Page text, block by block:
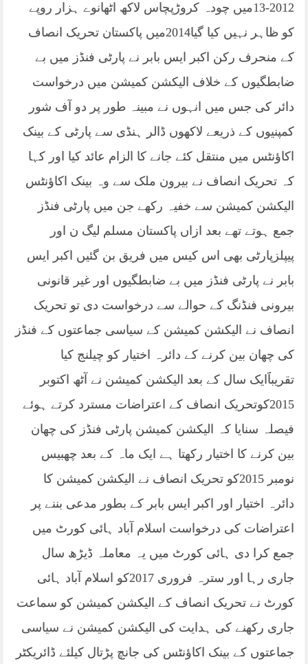
2012-13میں چودہ کروڑپچاس لاکھ اٹھانوے ہزار روپے
کو ظاہر نہیں کیا گیا2014میں پاکستان تحریک انصاف
کے منحرف رکن اکبر ایس بابر نے پارٹی فنڈز میں بے
ضابطگیوں کے خلاف الیکشن کمیشن میں درخواست
دائر کی جس میں انہوں نے مبینہ طور پر دو آف شور
کمپنیوں کے ذریعے لاکھوں ڈالر ہنڈی سے پارٹی کے بینک
اکاؤنٹس میں منتقل کئے جانے کا الزام عائد کیا اور کہا
کہ تحریک انصاف نے بیرون ملک سے وہ بینک اکاؤنٹس
الیکشن کمیشن سے خفیہ رکھے جن میں پارٹی فنڈز
جمع ہوتے تھے بعد ازاں پاکستان مسلم لیگ ن اور
پیپلزپارٹی بھی اس کیس میں فریق بن گئیں اکبر ایس
بابر نے پارٹی فنڈز میں بے ضابطگیوں اور غیر قانونی
بیرونی فنڈنگ کے حوالے سے درخواست دی تو تحریک
انصاف نے الیکشن کمیشن کے سیاسی جماعتوں کے فنڈز
کی چھان بین کرنے کے دائرہ اختیار کو چیلنج کیا
تقریباََایک سال کے بعد الیکشن کمیشن نے آٹھ اکتوبر
2015کوتحریک انصاف کے اعتراضات مسترد کرتے ہوئے
فیصلہ سنایا کہ الیکشن کمیشن پارٹی فنڈز کی چھان
بین کرنے کا اختیار رکھتا ہے ایک ماہ کے بعد چھبیس
نومبر 2015کو تحریک انصاف نے الیکشن کمیشن کا
دائرہ اختیار اور اکبر ایس بابر کے بطور مدعی بننے پر
اعتراضات کی درخواست اسلام آباد ہائی کورٹ میں
جمع کرا دی ہائی کورٹ میں یہ معاملہ ڈیڑھ سال
جاری رہا اور سترہ فروری 2017کو اسلام آباد ہائی
کورٹ نے تحریک انصاف کے الیکشن کمیشن کو سماعت
جاری رکھنے کی ہدایت کی الیکشن کمیشن نے سیاسی
جماعتوں کے بینک اکاؤنٹس کی جانچ پڑتال کیلئے ڈائریکٹر